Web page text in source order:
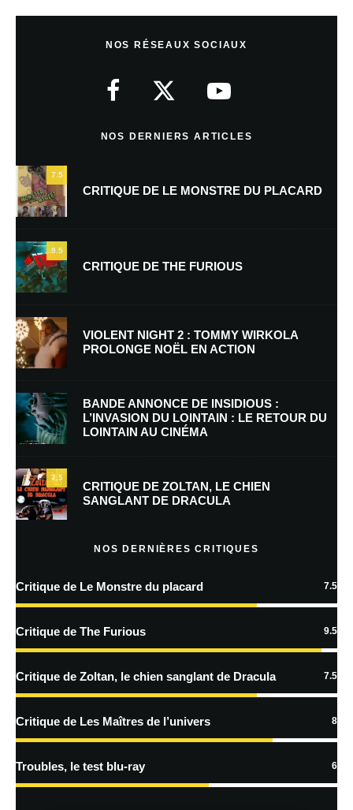
Nom*
E-mail *
Enregistrer mon nom, mon e-mail et mon site dans le navigateur pour
mon prochain commentaire.
Prévenez-moi de tous les nouveaux commentaires par e-mail.
Prévenez-moi de tous les nouveaux articles par e-mail.
En savoir
traitées
NOS RÉSEAUX SOCIAUX
NOS DERNIERS ARTICLES
7.5
CRITIQUE DE LE MONSTRE DU PLACARD
9.5
CRITIQUE DE THE FURIOUS
VIOLENT NIGHT 2 : TOMMY WIRKOLA
PROLONGE NOËL EN ACTION
BANDE ANNONCE DE INSIDIOUS :
L’INVASION DU LOINTAIN : LE RETOUR DU
LOINTAIN AU CINÉMA
7.5
CRITIQUE DE ZOLTAN, LE CHIEN
SANGLANT DE DRACULA
NOS DERNIÈRES CRITIQUES
Critique de Le Monstre du placard 7.5
Critique de The Furious 9.5
Critique de Zoltan, le chien sanglant de Dracula 7.5
Critique de Les Maîtres de l’univers 8
Troubles, le test blu-ray 6